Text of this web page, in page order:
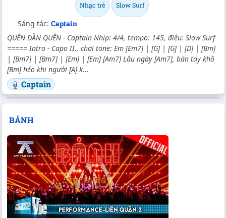
Nhạc trẻ Slow Surf
Sáng tác: Captain
QUÊN DẦN QUÊN - Captain Nhịp: 4/4, tempo: 145, điệu: Slow Surf
===== Intro - Capo II., chơi tone: Em [Em7] | [G] | [G] | [D] | [Bm]
| [Bm7] | [Bm7] | [Em] | [Em] [Am7] Lâu ngày [Am7], bàn tay khô
[Bm] héo khi người [A] k...
Captain
BẢNH